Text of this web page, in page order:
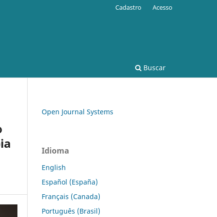
Buscar
Cadastro Acesso
Open Journal Systems
Idioma
English
Español (España)
Français (Canada)
Português (Brasil)